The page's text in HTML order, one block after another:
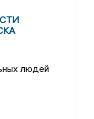
людей